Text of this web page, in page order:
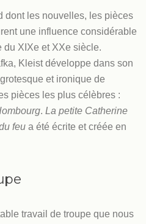
dont les nouvelles, les pièces
une influence considérable
du XIXe et XXe siècle.
Kleist développe dans son
et ironique de
pièces les plus célèbres :
.La petite Catherine
feu a été écrite et créée en
travail de troupe que nous